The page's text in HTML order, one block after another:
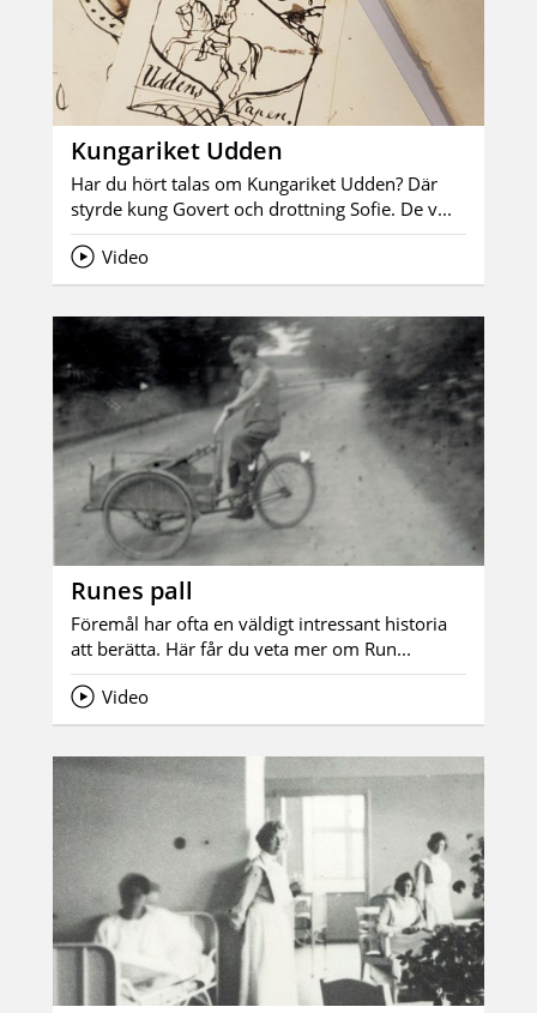
Kungariket Udden
Har du hört talas om Kungariket Udden? Där
styrde kung Govert och drottning Sofie. De v...
Video
Runes pall
Föremål har ofta en väldigt intressant historia
att berätta. Här får du veta mer om Run...
Video